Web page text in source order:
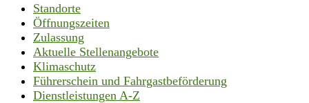
Standorte
Öffnungszeiten
Zulassung
Aktuelle Stellenangebote
Klimaschutz
Führerschein und Fahrgastbeförderung
Dienstleistungen A-Z